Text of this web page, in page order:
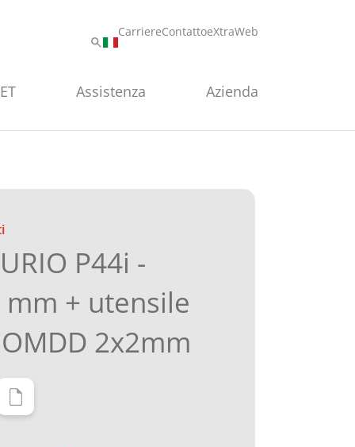
CarriereContattoeXtraWeb
Assistenza Azienda
P44i -
mm + utensile
2x2mm